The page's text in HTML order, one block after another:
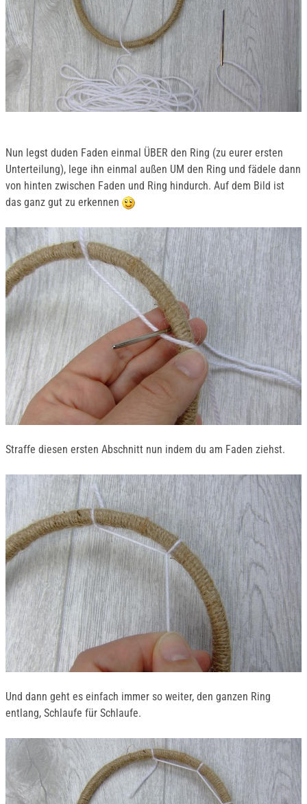
Nun legst duden Faden einmal ÜBER den Ring (zu eurer ersten
Unterteilung), lege ihn einmal außen UM den Ring und fädele dann
von hinten zwischen Faden und Ring hindurch. Auf dem Bild ist
das ganz gut zu erkennen
Straffe diesen ersten Abschnitt nun indem du am Faden ziehst.
Und dann geht es einfach immer so weiter, den ganzen Ring
entlang, Schlaufe für Schlaufe.